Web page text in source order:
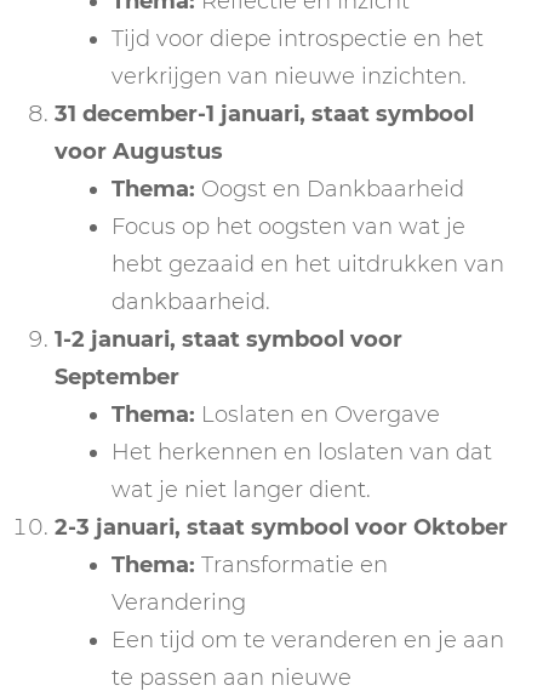
Tijd voor diepe introspectie en het
verkrijgen van nieuwe inzichten.
31 december-1 januari, staat symbool
voor Augustus
Thema: Oogst en Dankbaarheid
Focus op het oogsten van wat je
hebt gezaaid en het uitdrukken van
dankbaarheid.
1-2 januari, staat symbool voor
September
Thema: Loslaten en Overgave
Het herkennen en loslaten van dat
wat je niet langer dient.
2-3 januari, staat symbool voor Oktober
Thema: Transformatie en
Verandering
Een tijd om te veranderen en je aan
te passen aan nieuwe